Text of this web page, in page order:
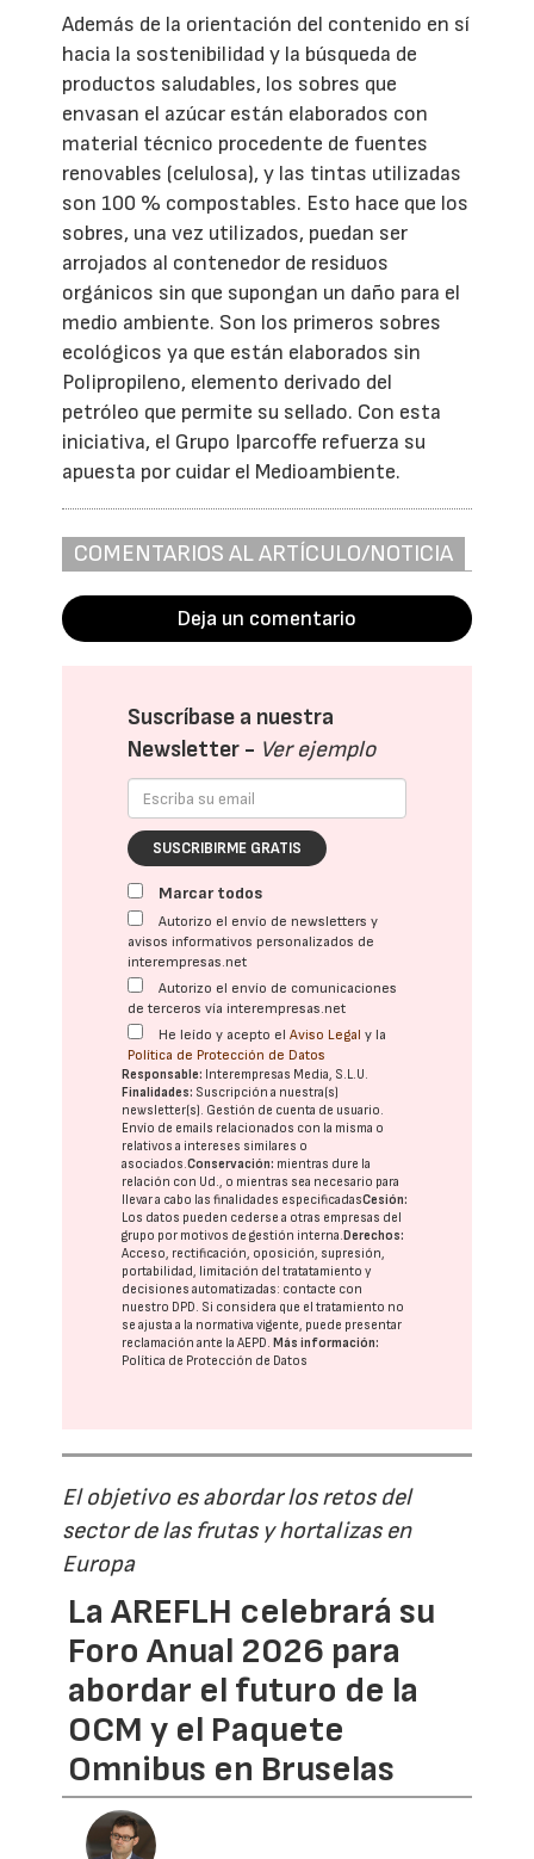
Además de la orientación del contenido en sí
hacia la sostenibilidad y la búsqueda de
productos saludables, los sobres que
envasan el azúcar están elaborados con
material técnico procedente de fuentes
renovables (celulosa), y las tintas utilizadas
son 100 % compostables. Esto hace que los
sobres, una vez utilizados, puedan ser
arrojados al contenedor de residuos
orgánicos sin que supongan un daño para el
medio ambiente. Son los primeros sobres
ecológicos ya que están elaborados sin
Polipropileno, elemento derivado del
petróleo que permite su sellado. Con esta
iniciativa, el Grupo Iparcoffe refuerza su
apuesta por cuidar el Medioambiente.
COMENTARIOS AL ARTÍCULO/NOTICIA
Deja un comentario
Suscríbase a nuestra
Newsletter - Ver ejemplo
SUSCRIBIRME GRATIS
Marcar todos
Autorizo el envío de newsletters y
avisos informativos personalizados de
interempresas.net
Autorizo el envío de comunicaciones
de terceros vía interempresas.net
He leído y acepto elAviso Legal y la
Política de Protección de Datos
Responsable: Interempresas Media, S.L.U.
Finalidades: Suscripción a nuestra(s)
newsletter(s). Gestión de cuenta de usuario.
Envío de emails relacionados con la misma o
relativos a intereses similares o
asociados.Conservación: mientras dure la
relación con Ud., o mientras sea necesario para
llevar a cabo las finalidades especificadasCesión:
Los datos pueden cederse a otras empresas del
grupo por motivos de gestión interna. Derechos:
Acceso, rectificación, oposición, supresión,
portabilidad, limitación del tratatamiento y
decisiones automatizadas: contacte con
nuestro DPD. Si considera que el tratamiento no
se ajusta a la normativa vigente, puede presentar
reclamación ante laAEPD. Más información:
Política de Protección de Datos
El objetivo es abordar los retos del
sector de las frutas y hortalizas en
Europa
La AREFLH celebrará su
Foro Anual 2026 para
abordar el futuro de la
OCM y el Paquete
Omnibus en Bruselas